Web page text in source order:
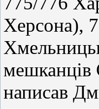
Херсона),
мешканців
написав